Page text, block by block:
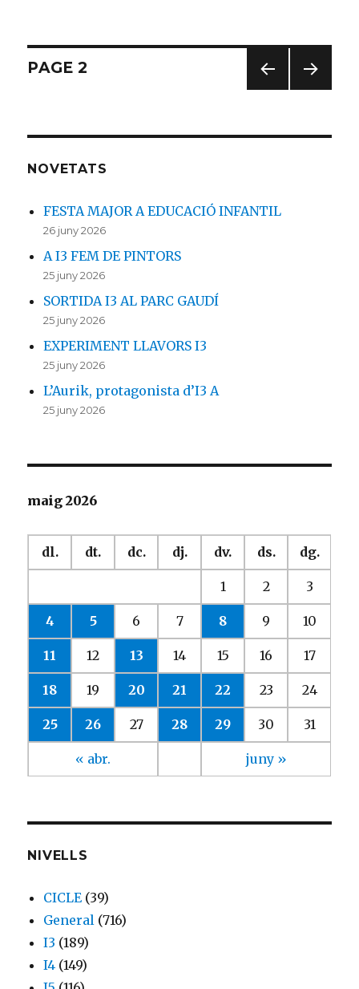
Navegació
E
PAGE 2
NOVETATS
FESTA MAJOR A EDUCACIÓ INFANTIL
26 juny 2026
A I3 FEM DE PINTORS
25 juny 2026
SORTIDA I3 AL PARC GAUDÍ
25 juny 2026
EXPERIMENT LLAVORS I3
25 juny 2026
L’Aurik, protagonista d’I3 A
25 juny 2026
maig 2026
dl. dt. dc. dj. dv. ds. dg.
« abr. juny »
1 2 3
4 5 6 7 8 9 10
11 12 13 14 15 16 17
18 19 20 21 22 23 24
25 26 27 28 29 30 31
NIVELLS
CICLE (39)
General (716)
I3 (189)
I4 (149)